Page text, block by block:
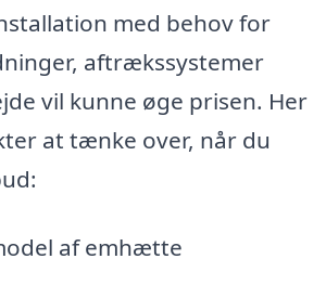
med behov for
aftrækssystemer
vil kunne øge prisen. Her
at tænke over, når du
af emhætte